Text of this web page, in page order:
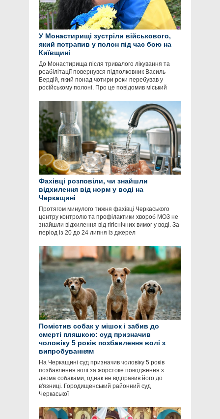
У Монастирищі зустріли військового,
який потрапив у полон під час бою на
Київщині
До Монастирища після тривалого лікування та
реабілітації повернувся підполковник Василь
Бердій, який понад чотири роки перебував у
російському полоні. Про це повідомив міський
Фахівці розповіли, чи знайшли
відхилення від норм у воді на
Черкащині
Протягом минулого тижня фахівці Черкаського
центру контролю та профілактики хвороб МОЗ не
знайшли відхилення від гігієнічних вимог у воді. За
період із 20 до 24 липня із джерел
Помістив собак у мішок і забив до
смерті пляшкою: суд призначив
чоловіку 5 років позбавлення волі з
випробуванням
На Черкащині суд призначив чоловіку 5 років
позбавлення волі за жорстоке поводження з
двома собаками, однак не відправив його до
в'язниці. Городищенський районний суд
Черкаської